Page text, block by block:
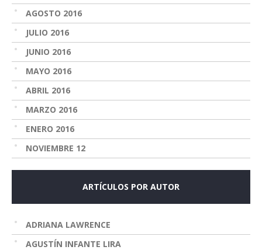
AGOSTO 2016
JULIO 2016
JUNIO 2016
MAYO 2016
ABRIL 2016
MARZO 2016
ENERO 2016
NOVIEMBRE 12
ARTÍCULOS POR AUTOR
ADRIANA LAWRENCE
AGUSTÍN INFANTE LIRA